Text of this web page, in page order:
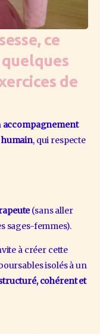
ce
quelques
de
accompagnement
, qui respecte
(sans aller
sages-femmes).
à créer cette
isolés
à un
cohérent et